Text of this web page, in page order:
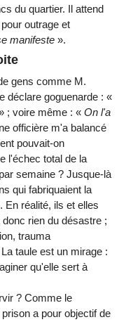
du quartier. Il attend
outrage et
manifeste ».
gens comme M.
déclare goguenarde : «
; voire même : « On l'a
officière m'a balancé
pouvait-on
l'échec total de la
semaine ? Jusque-là
qui fabriquaient la
En réalité, ils et elles
rien du désastre ;
trauma
taule est un mirage :
qu'elle sert à
? Comme le
a pour objectif de